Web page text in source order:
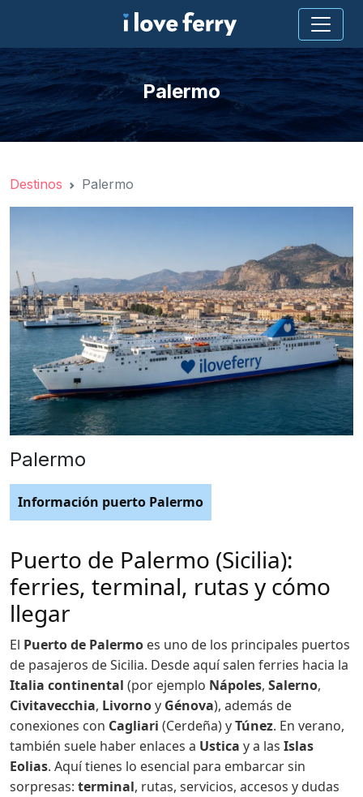
Palermo
Destinos Palermo
Palermo
Información puerto Palermo
Puerto de Palermo (Sicilia):
ferries, terminal, rutas y cómo
llegar
El Puerto de Palermo es uno de los principales puertos
de pasajeros de Sicilia. Desde aquí salen ferries hacia la
Italia continental (por ejemplo Nápoles, Salerno,
Civitavecchia, Livornoy Génova), además de
conexiones con Cagliari (Cerdeña) yTúnez. En verano,
también suele haber enlaces a Ustica y a las Islas
Eolias. Aquí tienes lo esencial para embarcar sin
sorpresas: terminal, rutas, servicios, accesos y dudas